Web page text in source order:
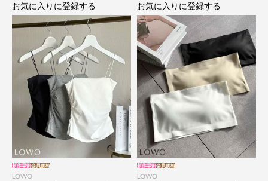
LOWO
新作早割会員価格
お気に入りに登録する
LOWO
新作早割会員価格
お気に入りに登録する